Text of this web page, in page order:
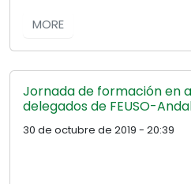
MORE
Jornada de formación en
delegados de FEUSO-
30 de octubre de 2019 - 20:39